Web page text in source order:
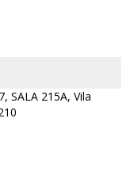
SALA 215A, Vila